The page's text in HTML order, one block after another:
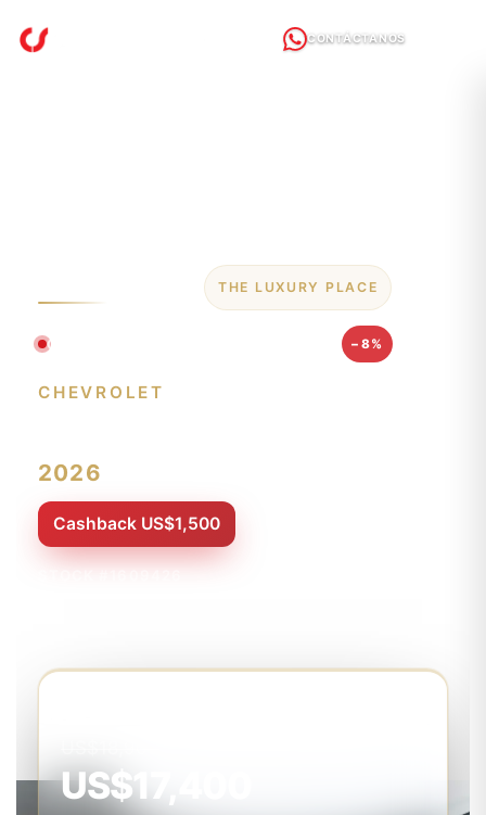
CONTÁCTANOS
THE LUXURY PLACE
OFERTA EXCLUSIVA · JULIO 2026 −8%
CHEVROLET
2026
Cashback US$1,500
US$17,400